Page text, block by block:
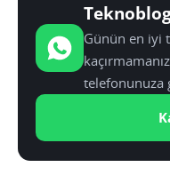
Günün en iyi
telefonunuza